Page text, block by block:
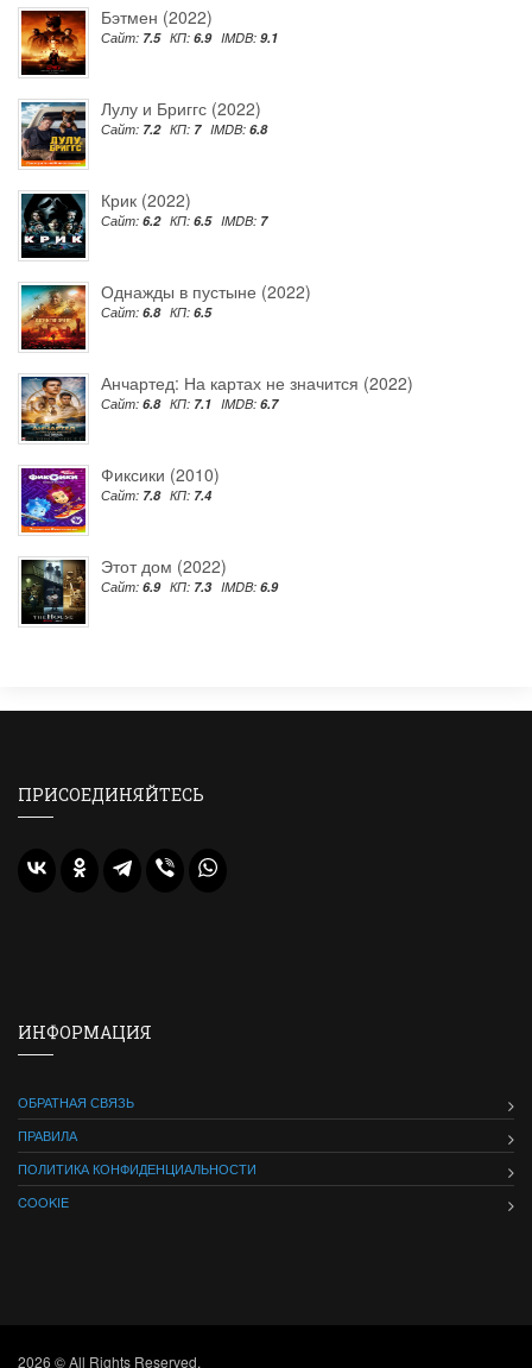
Бэтмен (2022)
Сайт: 7.5 КП: 6.9 IMDB: 9.1
Лулу и Бриггс (2022)
Сайт: 7.2 КП: 7 IMDB: 6.8
Крик (2022)
Сайт: 6.2 КП: 6.5 IMDB: 7
Однажды в пустыне (2022)
Сайт: 6.8 КП: 6.5
Анчартед: На картах не значится (2022)
Сайт: 6.8 КП: 7.1 IMDB: 6.7
Фиксики (2010)
Сайт: 7.8 КП: 7.4
Этот дом (2022)
Сайт: 6.9 КП: 7.3 IMDB: 6.9
ПРИСОЕДИНЯЙТЕСЬ
ИНФОРМАЦИЯ
ОБРАТНАЯ СВЯЗЬ
ПРАВИЛА
ПОЛИТИКА КОНФИДЕНЦИАЛЬНОСТИ
COOKIE
2026 © All Rights Reserved.